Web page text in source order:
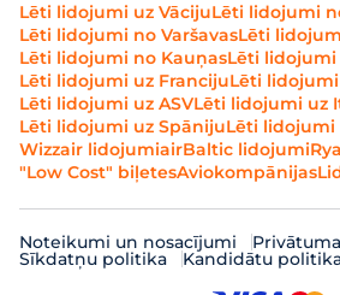
Lēti lidojumi uz VācijuLēti lidojumi
Lēti lidojumi no VaršavasLēti
Lēti lidojumi no KauņasLēti lidojumi
Lēti lidojumi uz FrancijuLēti
Lēti lidojumi uz ASVLēti lidojumi uz
Lēti lidojumi uz SpānijuLēti lidojumi
Wizzair lidojumiairBaltic lidojumi
"Low Cost" biļetesAviokompānijas
Noteikumi un nosacījumi
Sīkdatņu politika Kandidātu